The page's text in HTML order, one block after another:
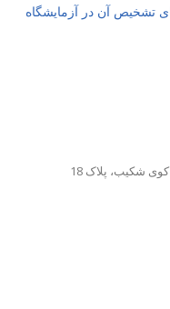
تشخیص آن در آزمایشگاه
شکیب، پلاک 18